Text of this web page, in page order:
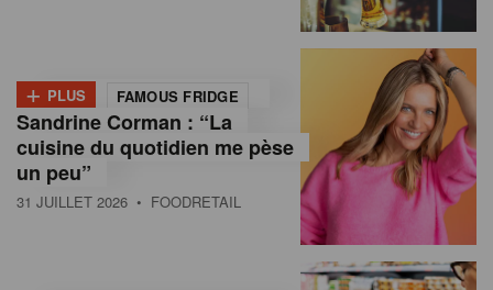
m
a
+ PLUS FAMOUS FRIDGE
Sandrine Corman : “La
cuisine du quotidien me pèse
un peu”
31 JUILLET 2026 • FOODRETAIL